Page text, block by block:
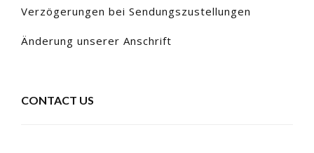
Verzögerungen bei Sendungszustellungen
Änderung unserer Anschrift
CONTACT US